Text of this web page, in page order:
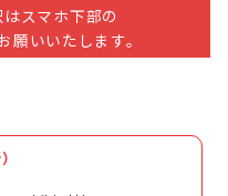
スマホ下部の
願いいたします。